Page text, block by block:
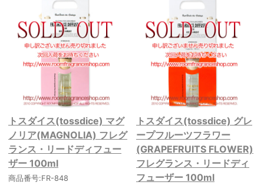
トスダイス(tossdice) マグ
ノリア(MAGNOLIA) フレグ
ランス・リードディフュー
ザー 100ml
商品番号:FR-848
トスダイス(tossdice) グレ
ープフルーツフラワー
(GRAPEFRUITS FLOWER)
フレグランス・リードディ
フューザー 100ml